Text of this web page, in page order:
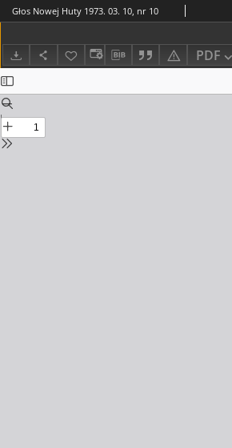
PDF
Głos Nowej Huty 1973. 03. 10, nr 10